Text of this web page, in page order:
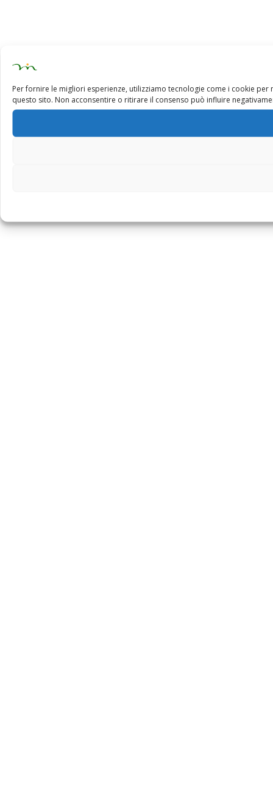
Per fornire le migliori esperienze, utilizziamo tecnologie come i cookie
questo sito. Non acconsentire o ritirare il consenso può influire